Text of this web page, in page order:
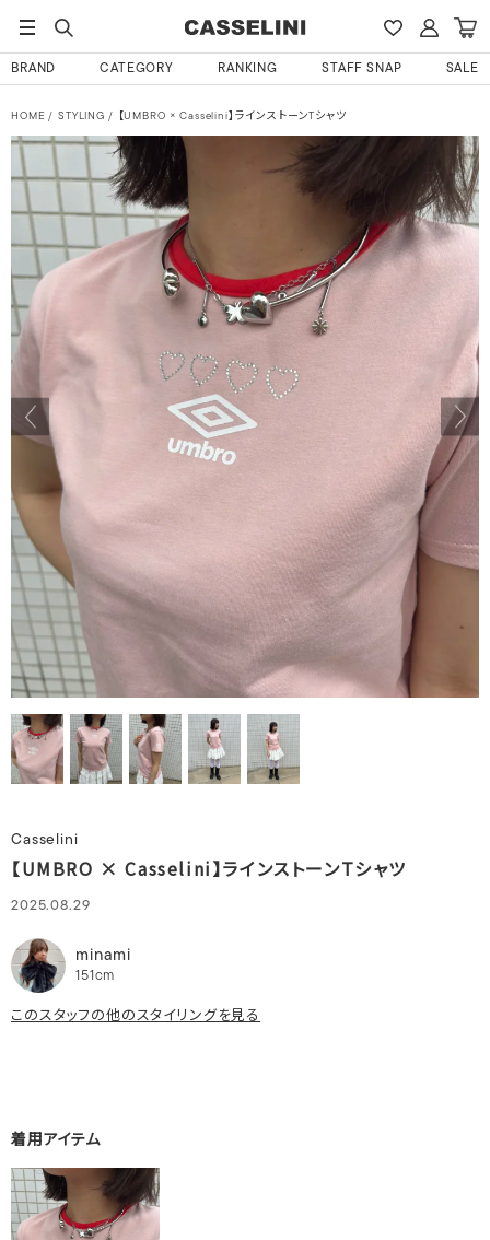
BRAND CATEGORY RANKING STAFF SNAP SALE
HOME STYLING 【UMBRO × Casselini】ラインストーンTシャツ
Casselini
【UMBRO × Casselini】ラインストーンTシャツ
2025.08.29
minami
151cm
このスタッフの他のスタイリングを見る
着用アイテム